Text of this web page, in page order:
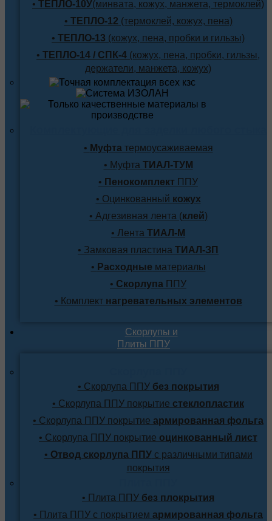
• ТЕПЛО-10У(минвата, кожух, манжета, термоклей)
• ТЕПЛО-12 (термоклей, кожух, пена)
• ТЕПЛО-13 (кожух, пена, пробки и гильзы)
• ТЕПЛО-14 / СПК-4 (кожух, пена, пробки, гильзы,
держатели, манжета, кожух)
• Муфтатермоусаживаемая
• Муфта ТИАЛ-ТУМ
• Пенокомплект ППУ
• Оцинкованный кожух
• Адгезивная лента (клей)
• Лента ТИАЛ-М
• Замковая пластина ТИАЛ-ЗП
• Расходные материалы
• Скорлупа ППУ
• Комплектнагревательных элементов
Скорлупы и
Плиты ППУ
• Скорлупа ППУбез покрытия
• Скорлупа ППУ покрытие стеклопластик
• Скорлупа ППУ покрытие армированная фольга
• Скорлупа ППУ покрытие оцинкованный лист
• Отвод скорлупа ППУс различными типами
покрытия
• Плита ППУ без плокрытия
• Плита ППУ с покрытием армированная фольга